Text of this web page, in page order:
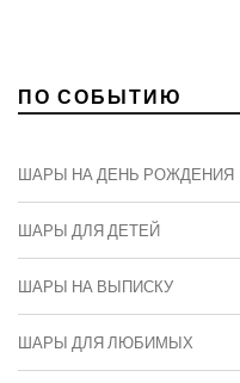
ПО СОБЫТИЮ
ШАРЫ НА ДЕНЬ РОЖДЕНИЯ
ШАРЫ ДЛЯ ДЕТЕЙ
ШАРЫ НА ВЫПИСКУ
ШАРЫ ДЛЯ ЛЮБИМЫХ